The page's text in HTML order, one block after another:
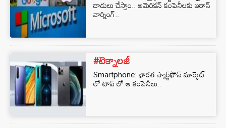
దాడులు చేస్తాం.. అమెరికన్ కంపెనీలకు ఇరాన్
వార్నింగ్..
#టెక్నాలజీ
Smartphone: భారత స్మార్ట్‌ఫోన్ మార్కెట్
లో టాప్ లో ఆ కంపెనీలు..